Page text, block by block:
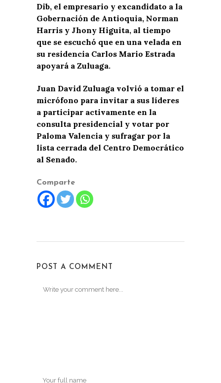
Dib, el empresario y excandidato a la
Gobernación de Antioquia, Norman
Harris y Jhony Higuita, al tiempo
que se escuchó que en una velada en
su residencia Carlos Mario Estrada
apoyará a Zuluaga.
Juan David Zuluaga volvió a tomar el
micrófono para invitar a sus líderes
a participar activamente en la
consulta presidencial y votar por
Paloma Valencia y sufragar por la
lista cerrada del Centro Democrático
al Senado.
Comparte
POST A COMMENT